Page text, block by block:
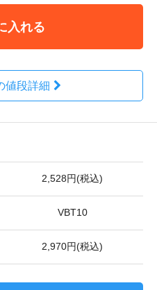
入れる
値段詳細
2,528円(税込)
VBT10
2,970円(税込)